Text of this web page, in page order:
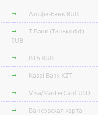
Альфа-Банк RUB
Т-Банк (Тинькофф)
RUB
ВТБ RUB
Kaspi Bank KZT
Visa/MasterCard USD
Банковская карта